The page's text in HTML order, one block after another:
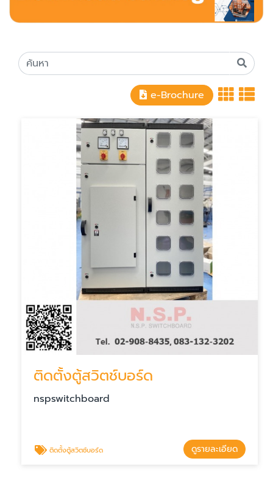
e-Brochure
ติดตั้งตู้สวิตช์บอร์ด
nspswitchboard
ติดตั้งตู้สวิตช์บอร์ด ดูรายละเอียด